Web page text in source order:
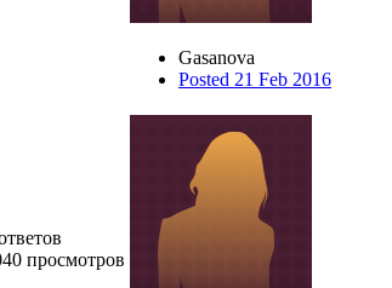
Gasanova
Posted 21 Feb 2016
просмотров